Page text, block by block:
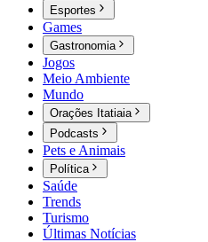
Esportes
Games
Gastronomia
Jogos
Meio Ambiente
Mundo
Orações Itatiaia
Podcasts
Pets e Animais
Política
Saúde
Trends
Turismo
Últimas Notícias